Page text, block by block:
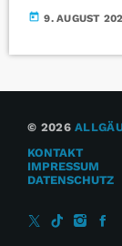
today 9. AUGUST
© 2026
KONTAKT
IMPRESSUM
DATENSCHUTZ